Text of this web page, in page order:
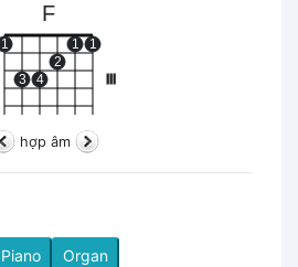
F
1
3 4
2
1 1
hợp âm
Piano Organ